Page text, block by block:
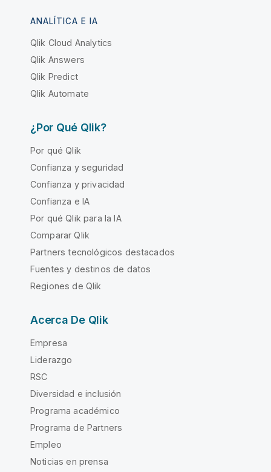
ANALÍTICA E IA
Qlik Cloud Analytics
Qlik Answers
Qlik Predict
Qlik Automate
¿Por Qué Qlik?
Por qué Qlik
Confianza y seguridad
Confianza y privacidad
Confianza e IA
Por qué Qlik para la IA
Comparar Qlik
Partners tecnológicos destacados
Fuentes y destinos de datos
Regiones de Qlik
Acerca De Qlik
Empresa
Liderazgo
RSC
Diversidad e inclusión
Programa académico
Programa de Partners
Empleo
Noticias en prensa